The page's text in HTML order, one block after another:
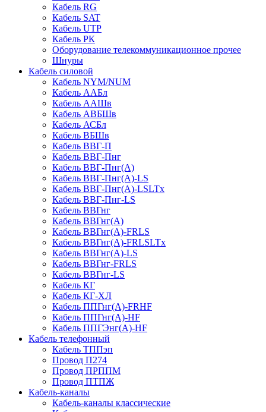
Кабель RG
Кабель SAT
Кабель UTP
Кабель РК
Оборудование телекоммуникационное прочее
Шнуры
Кабель силовой
Кабель NYM/NUM
Кабель ААБл
Кабель ААШв
Кабель АВБШв
Кабель АСБл
Кабель ВБШв
Кабель ВВГ-П
Кабель ВВГ-Пнг
Кабель ВВГ-Пнг(А)
Кабель ВВГ-Пнг(А)-LS
Кабель ВВГ-Пнг(А)-LSLTx
Кабель ВВГ-Пнг-LS
Кабель ВВГнг
Кабель ВВГнг(А)
Кабель ВВГнг(А)-FRLS
Кабель ВВГнг(А)-FRLSLTx
Кабель ВВГнг(А)-LS
Кабель ВВГнг-FRLS
Кабель ВВГнг-LS
Кабель КГ
Кабель КГ-ХЛ
Кабель ППГнг(А)-FRHF
Кабель ППГнг(А)-HF
Кабель ППГЭнг(А)-HF
Кабель телефонный
Кабель ТППэп
Провод П274
Провод ПРППМ
Провод ПТПЖ
Кабель-каналы
Кабель-каналы классические